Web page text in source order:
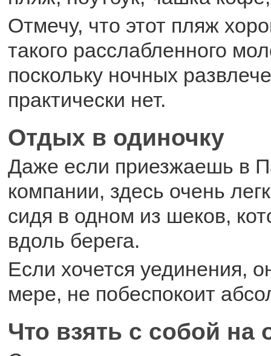
Отмечу, что этот пляж
такого расслабленного
поскольку ночных
практически нет.
Отдых в одиночку
Даже если приезжаешь в
компании, здесь очень
сидя в одном из шеков,
вдоль берега.
Если хочется уединения,
мере, не побеспокоит
Что взять с собой на